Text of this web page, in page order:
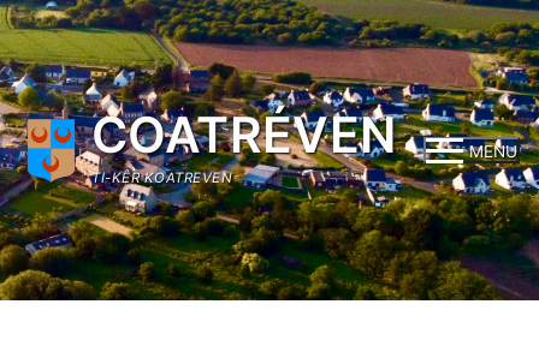
Aller
au
contenu
COATRÉVEN
TI-KÊR KOATREVEN
MENU